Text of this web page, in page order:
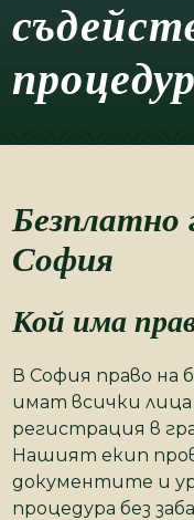
Безплатно
София
Кой има
В София право на
имат всички лица
регистрация в
Нашият екип
документите и
процедура без